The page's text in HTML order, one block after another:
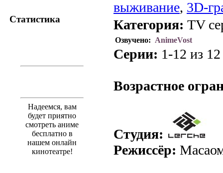
Статистика
Надеемся, вам
будет приятно
смотреть аниме
бесплатно в
нашем онлайн
кинотеатре!
выживание, 3D-
Категория: TV
Озвучено: AnimeVost
Серии: 1-12 из
Возрастное
Студия:
Режиссёр: